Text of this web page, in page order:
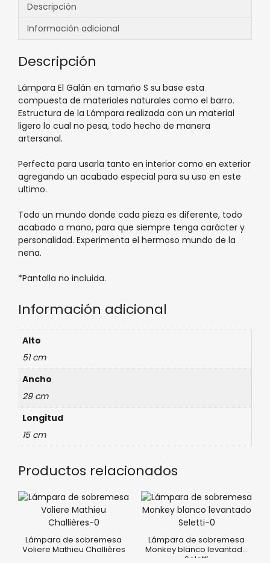
Descripción
Información adicional
Descripción
Lámpara El Galán en tamaño S su base esta
compuesta de materiales naturales como el barro.
Estructura de la Lámpara realizada con un material
ligero lo cual no pesa, todo hecho de manera
artersanal.
Perfecta para usarla tanto en interior como en exterior
agregando un acabado especial para su uso en este
ultimo.
Todo un mundo donde cada pieza es diferente, todo
acabado a mano, para que siempre tenga carácter y
personalidad. Experimenta el hermoso mundo de la
nena.
*Pantalla no incluida.
Información adicional
Alto
51 cm
Ancho
29 cm
Longitud
15 cm
Productos relacionados
Lámpara de sobremesa
Voliere Mathieu Challières
Lámpara de sobremesa
Monkey blanco levantado
Seletti